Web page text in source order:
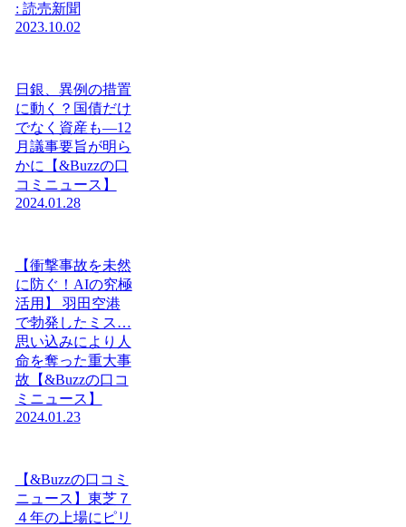
: 読売新聞
2023.10.02
日銀、異例の措置
に動く？国債だけ
でなく資産も―12
月議事要旨が明ら
かに【&Buzzの口
コミニュース】
2024.01.28
【衝撃事故を未然
に防ぐ！AIの究極
活用】 羽田空港
で勃発したミス…
思い込みにより人
命を奪った重大事
故【&Buzzの口コ
ミニュース】
2024.01.23
【&Buzzの口コミ
ニュース】東芝７
４年の上場にピリ